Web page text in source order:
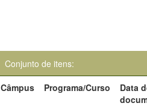
Conjunto de itens:
Câmpus
Programa/Curso
Data